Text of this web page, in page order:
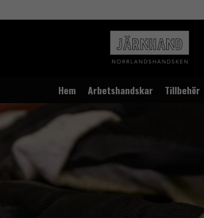
Hem Arbetshandskar Tillbehör